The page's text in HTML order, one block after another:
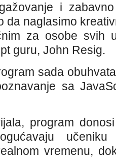
i
da naglasimo
za osobe svih
guru, John Resig.
sada
sa
program
vremenu,